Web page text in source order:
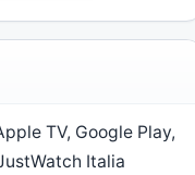
TV, Google Play,
Italia